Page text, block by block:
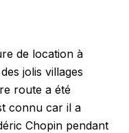
de location à
jolis villages
route a été
connu car il a
Chopin pendant